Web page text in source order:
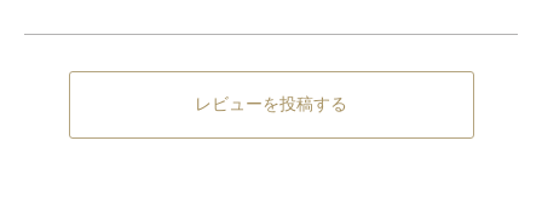
レビューを投稿する